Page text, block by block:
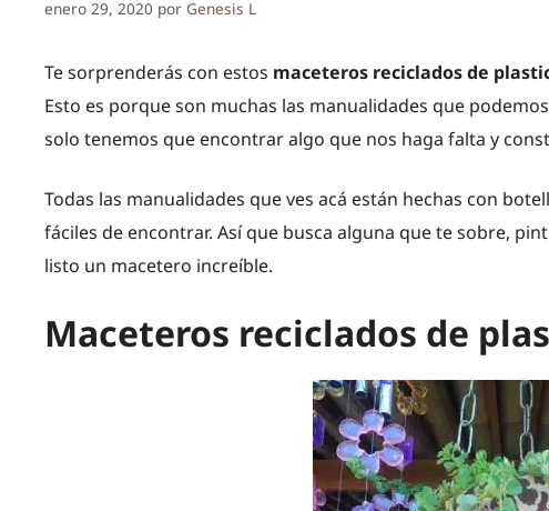
enero 29, 2020 por Genesis L
Te sorprenderás con estos maceteros reciclados de
Esto es porque son muchas las manualidades que
solo tenemos que encontrar algo que nos haga falta y
Todas las manualidades que ves acá están hechas con
fáciles de encontrar. Así que busca alguna que te sobre,
listo un macetero increíble.
Maceteros reciclados de